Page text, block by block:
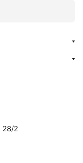
28/2